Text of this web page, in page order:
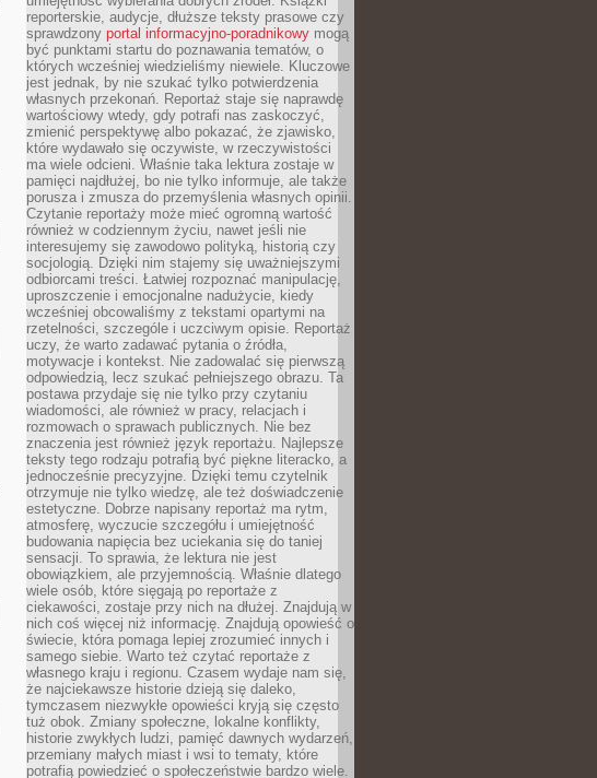
reporterskie, audycje, dłuższe teksty prasowe czy
sprawdzony portal informacyjno-poradnikowy mogą
być punktami startu do poznawania tematów, o
których wcześniej wiedzieliśmy niewiele. Kluczowe
jest jednak, by nie szukać tylko potwierdzenia
własnych przekonań. Reportaż staje się naprawdę
wartościowy wtedy, gdy potrafi nas zaskoczyć,
zmienić perspektywę albo pokazać, że zjawisko,
które wydawało się oczywiste, w rzeczywistości
ma wiele odcieni. Właśnie taka lektura zostaje w
pamięci najdłużej, bo nie tylko informuje, ale także
porusza i zmusza do przemyślenia własnych opinii.
Czytanie reportaży może mieć ogromną wartość
również w codziennym życiu, nawet jeśli nie
interesujemy się zawodowo polityką, historią czy
socjologią. Dzięki nim stajemy się uważniejszymi
odbiorcami treści. Łatwiej rozpoznać manipulację,
uproszczenie i emocjonalne nadużycie, kiedy
wcześniej obcowaliśmy z tekstami opartymi na
rzetelności, szczególe i uczciwym opisie. Reportaż
uczy, że warto zadawać pytania o źródła,
motywacje i kontekst. Nie zadowalać się pierwszą
odpowiedzią, lecz szukać pełniejszego obrazu. Ta
postawa przydaje się nie tylko przy czytaniu
wiadomości, ale również w pracy, relacjach i
rozmowach o sprawach publicznych. Nie bez
znaczenia jest również język reportażu. Najlepsze
teksty tego rodzaju potrafią być piękne literacko, a
jednocześnie precyzyjne. Dzięki temu czytelnik
otrzymuje nie tylko wiedzę, ale też doświadczenie
estetyczne. Dobrze napisany reportaż ma rytm,
atmosferę, wyczucie szczegółu i umiejętność
budowania napięcia bez uciekania się do taniej
sensacji. To sprawia, że lektura nie jest
obowiązkiem, ale przyjemnością. Właśnie dlatego
wiele osób, które sięgają po reportaże z
ciekawości, zostaje przy nich na dłużej. Znajdują w
nich coś więcej niż informację. Znajdują opowieść o
świecie, która pomaga lepiej zrozumieć innych i
samego siebie. Warto też czytać reportaże z
własnego kraju i regionu. Czasem wydaje nam się,
że najciekawsze historie dzieją się daleko,
tymczasem niezwykłe opowieści kryją się często
tuż obok. Zmiany społeczne, lokalne konflikty,
historie zwykłych ludzi, pamięć dawnych wydarzeń,
przemiany małych miast i wsi to tematy, które
potrafią powiedzieć o społeczeństwie bardzo wiele.